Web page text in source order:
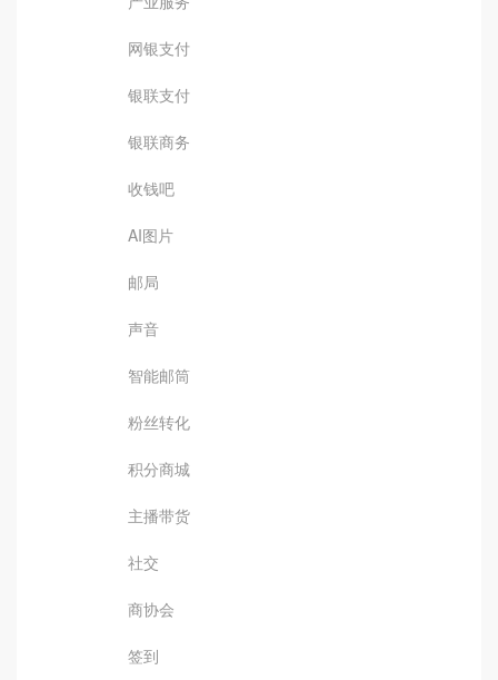
网银支付
银联支付
银联商务
收钱吧
AI图片
邮局
声音
智能邮筒
粉丝转化
积分商城
主播带货
社交
商协会
签到